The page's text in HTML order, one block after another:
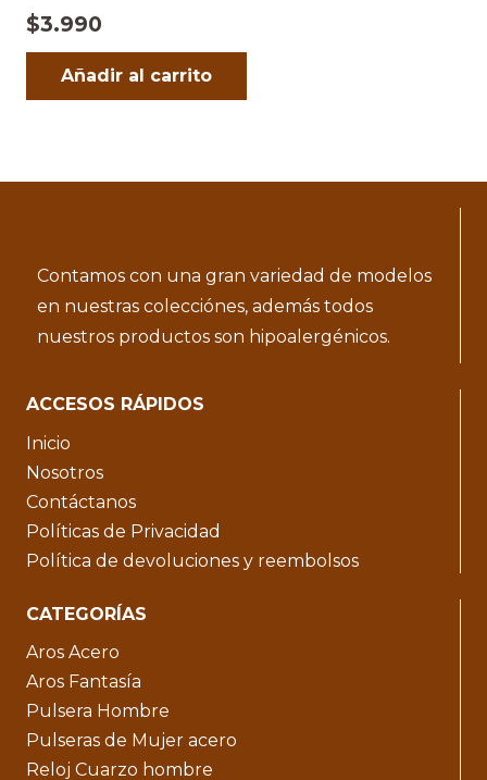
$3.990
Añadir al carrito
Contamos con una gran variedad de modelos
en nuestras colecciónes, además todos
nuestros productos son hipoalergénicos.
ACCESOS RÁPIDOS
Inicio
Nosotros
Contáctanos
Políticas de Privacidad
Política de devoluciones y reembolsos
CATEGORÍAS
Aros Acero
Aros Fantasía
Pulsera Hombre
Pulseras de Mujer acero
Reloj Cuarzo hombre